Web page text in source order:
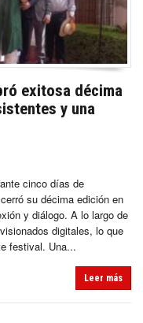
exitosa décima
y una
cinco días de
su décima edición en
y diálogo. A lo largo de
digitales, lo que
festival. Una...
Leer más